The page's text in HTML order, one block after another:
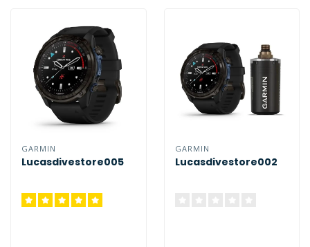
GARMIN
Lucasdivestore005
GARMIN
Lucasdivestore002